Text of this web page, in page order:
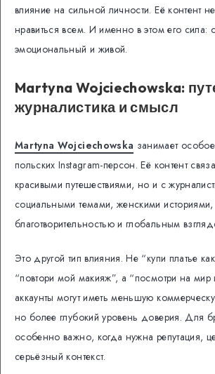
влияние на сильной личности. Её контент
нравиться всем. И именно в этом его сила:
эмоциональный и живой.
Martyna Wojciechowska:
журналистика и смысл
Martyna Wojciechowska занимает
польских Instagram-персон. Её контент
красивыми путешествиями, но и с
социальными темами, женскими историями,
благотворительностью и глобальным
Это другой тип влияния. Не “купи платье
“повтори мой макияж”, а “посмотри на мир
аккаунты могут иметь меньшую
но более глубокий уровень доверия. Для
особенно важно, когда нужна репутация,
серьёзный контекст.